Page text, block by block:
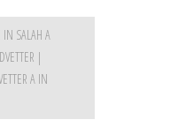
IN SALAH A
|
A IN